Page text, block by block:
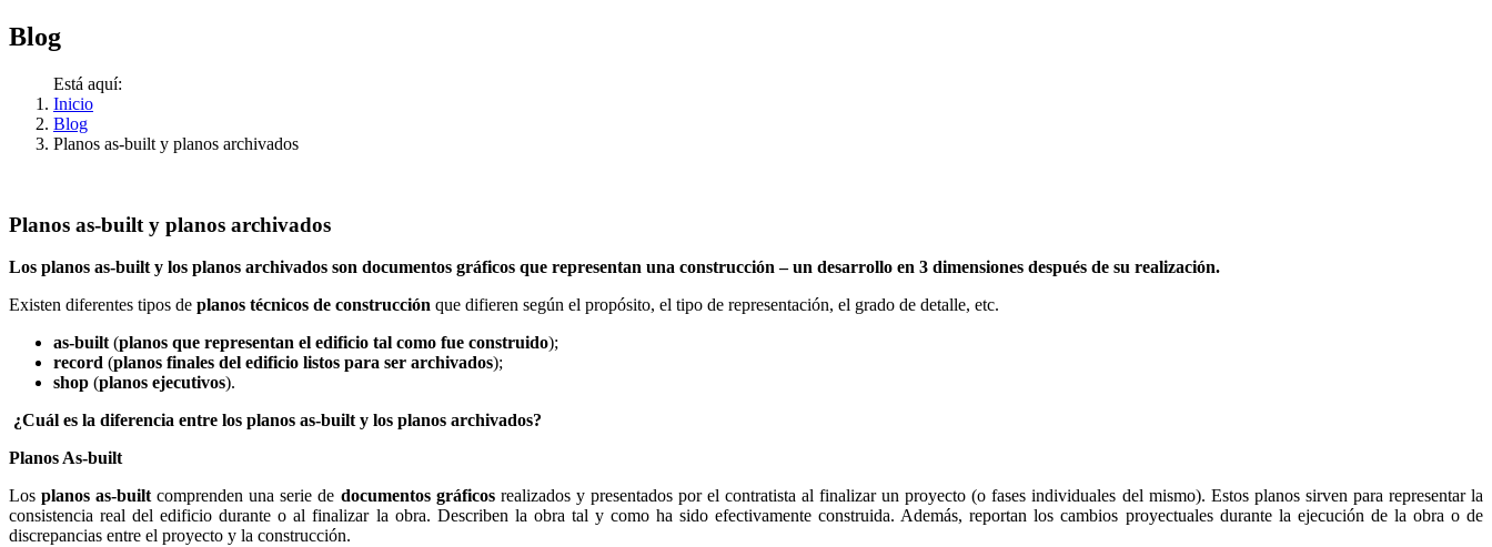
Blog
Está aquí:
Inicio
Blog
Planos as-built y planos archivados
Planos as-built y planos archivados
Los planos as-built y los planos archivados son documentos gráficos que representan una construcción – un desarrollo en 3 dimensiones después de su realización.
Existen diferentes tipos de planos técnicos de construcción que difieren según el propósito, el tipo de representación, el grado de detalle, etc.
as-built (planos que representan el edificio tal como fue construido);
record (planos finales del edificio listos para ser archivados);
shop (planos ejecutivos).
¿Cuál es la diferencia entre los planos as-built y los planos archivados?
Planos As-built
Los planos as-built comprenden una serie de documentos gráficosrealizados y presentados por el contratista al finalizar un proyecto (o fases individuales del mismo). Estos planos sirven para representar la
consistencia real del edificio durante o al finalizar la obra. Describen la obra tal y como ha sido efectivamente construida. Además, reportan los cambios proyectuales durante la ejecución de la obra o de
discrepancias entre el proyecto y la construcción.